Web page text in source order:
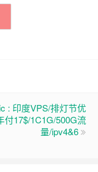
: 印度VPS/排灯节优
付17$/1C1G/500G流
量/ipv4&6